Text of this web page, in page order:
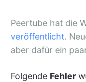
Peertube hat die
veröffentlicht.
aber dafür ein
Folgende Fehler